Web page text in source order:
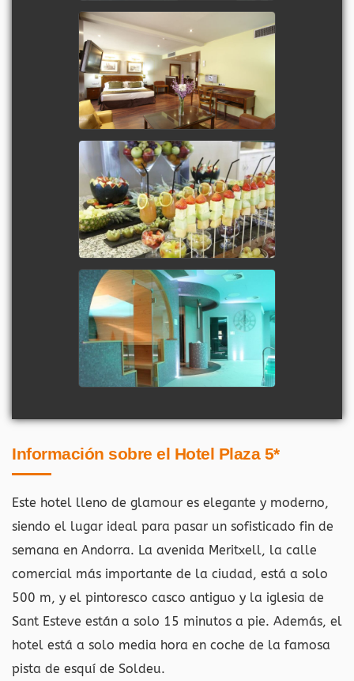
Información sobre el Hotel Plaza 5*
Este hotel lleno de glamour es elegante y moderno,
siendo el lugar ideal para pasar un sofisticado fin de
semana en Andorra. La avenida Meritxell, la calle
comercial más importante de la ciudad, está a solo
500 m, y el pintoresco casco antiguo y la iglesia de
Sant Esteve están a solo 15 minutos a pie. Además, el
hotel está a solo media hora en coche de la famosa
pista de esquí de Soldeu.